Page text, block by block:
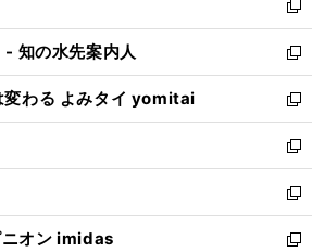
く
で
開
く
ィ
ン
ド
ウ
で
開
く
い
ウ
ィ
ン
ド
ウ
で
開
く
新
し
い
ウ
ィ
ン
ド
ウ
で
開
く
知の水先案内人
新
し
い
ウ
ィ
ン
ド
ウ
で
変わる よみタイ yomitai
新
し
い
ウ
ィ
ン
ド
新
し
い
ウ
ィ
新
し
い
オン imidas
新